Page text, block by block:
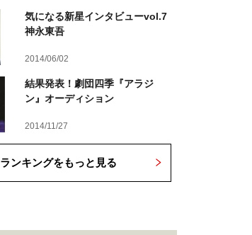
気になる新星インタビューvol.7
神永東吾
2014/06/02
結果発表！劇団四季『アラジ
ン』オーディション
2014/11/27
ランキングをもっと見る